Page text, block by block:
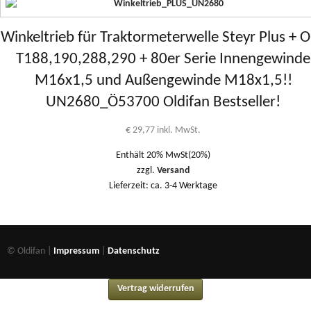
Winkeltrieb für Traktormeterwelle Steyr Plus +
T188,190,288,290 + 80er Serie Innengewinde
M16x1,5 und Außengewinde M18x1,5!!
UN2680_Ö53700 Oldifan Bestseller!
€ 29,77 inkl. MwSt.
Enthält 20% MwSt(20%)
zzgl. Versand
Lieferzeit: ca. 3-4 Werktage
© Oldifan | Impressum Datenschutz
Vertrag widerrufen